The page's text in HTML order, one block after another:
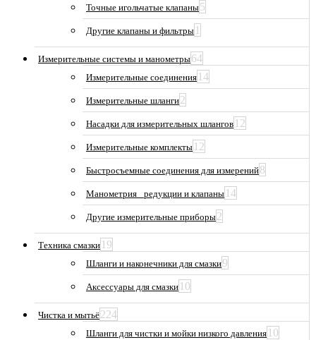
Точные игольчатые клапаны5
Другие клапаны и фильтры 1
Измерительные системы и манометры64
Измерительные соединения 14
Измерительные шланги2
Насадки для измерительных шлангов 12
Измерительные комплекты 12
Быстросъемные соединения для измерений8
Манометрия_ редукции и клапаны 14
Другие измерительные приборы2
Техника смазки 19
Шланги и наконечники для смазки9
Аксессуары для смазки 10
Чистка и мытьё224
Шланги для чистки и мойки низкого давления 10